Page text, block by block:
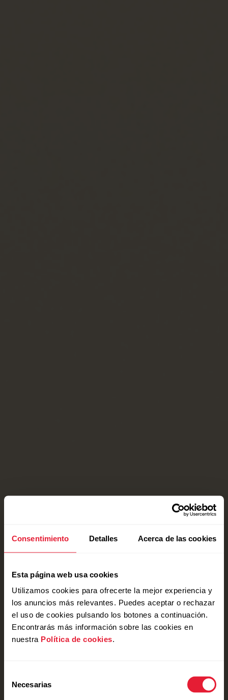
Consentimiento Detalles Acerca de las cookies
Esta página web usa cookies
Utilizamos cookies para ofrecerte la mejor experiencia y
los anuncios más relevantes. Puedes aceptar o rechazar
el uso de cookies pulsando los botones a continuación.
Encontrarás más información sobre las cookies en
nuestra Política de cookies.
Necesarias